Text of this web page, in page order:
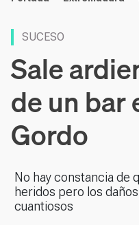
SUCESO
Sale
de un bar
Gordo
No hay constancia de
heridos pero los
cuantiosos